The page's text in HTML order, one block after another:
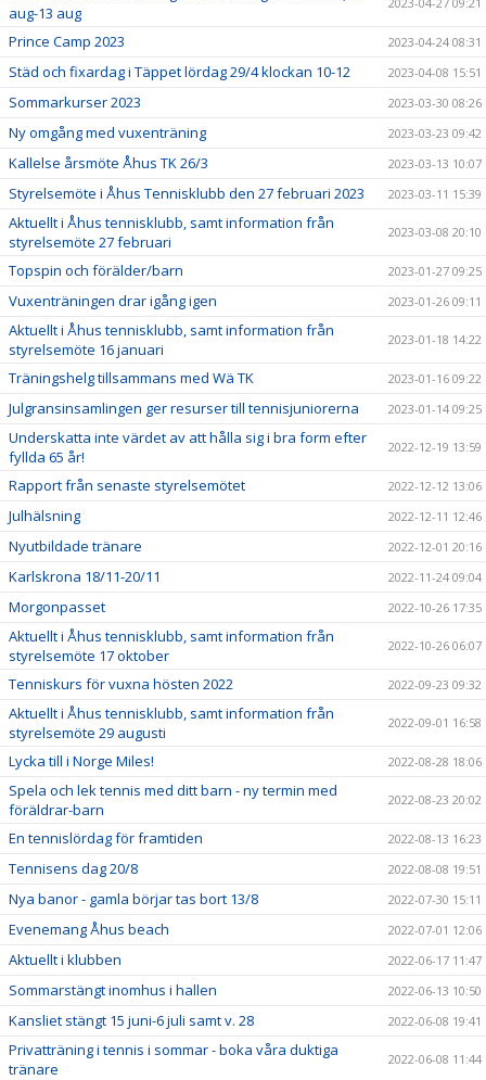
aug-13 aug
Prince Camp 2023 2023-04-24 08:31
Städ och fixardag i Täppet lördag 29/4 klockan 10-12 2023-04-08 15:51
Sommarkurser 2023 2023-03-30 08:26
Ny omgång med vuxenträning 2023-03-23 09:42
Kallelse årsmöte Åhus TK 26/3 2023-03-13 10:07
Styrelsemöte i Åhus Tennisklubb den 27 februari 2023 2023-03-11 15:39
Aktuellt i Åhus tennisklubb, samt information från
styrelsemöte 27 februari
2023-03-08 20:10
Topspin och förälder/barn 2023-01-27 09:25
Vuxenträningen drar igång igen 2023-01-26 09:11
Aktuellt i Åhus tennisklubb, samt information från
styrelsemöte 16 januari
2023-01-18 14:22
Träningshelg tillsammans med Wä TK 2023-01-16 09:22
Julgransinsamlingen ger resurser till tennisjuniorerna 2023-01-14 09:25
Underskatta inte värdet av att hålla sig i bra form efter
fyllda 65 år!
2022-12-19 13:59
Rapport från senaste styrelsemötet 2022-12-12 13:06
Julhälsning 2022-12-11 12:46
Nyutbildade tränare 2022-12-01 20:16
Karlskrona 18/11-20/11 2022-11-24 09:04
Morgonpasset 2022-10-26 17:35
Aktuellt i Åhus tennisklubb, samt information från
styrelsemöte 17 oktober
2022-10-26 06:07
Tenniskurs för vuxna hösten 2022 2022-09-23 09:32
Aktuellt i Åhus tennisklubb, samt information från
styrelsemöte 29 augusti
2022-09-01 16:58
Lycka till i Norge Miles! 2022-08-28 18:06
Spela och lek tennis med ditt barn - ny termin med
föräldrar-barn
2022-08-23 20:02
En tennislördag för framtiden 2022-08-13 16:23
Tennisens dag 20/8 2022-08-08 19:51
Nya banor - gamla börjar tas bort 13/8 2022-07-30 15:11
Evenemang Åhus beach 2022-07-01 12:06
Aktuellt i klubben 2022-06-17 11:47
Sommarstängt inomhus i hallen 2022-06-13 10:50
Kansliet stängt 15 juni-6 juli samt v. 28 2022-06-08 19:41
Privatträning i tennis i sommar - boka våra duktiga
tränare
2022-06-08 11:44